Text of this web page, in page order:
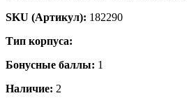
SKU (Артикул): 182290
Тип корпуса:
Бонусные баллы: 1
Наличие: 2